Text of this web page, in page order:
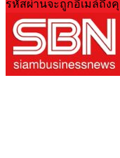
รหัสผ่านจะถูกอีเมล์ถึง